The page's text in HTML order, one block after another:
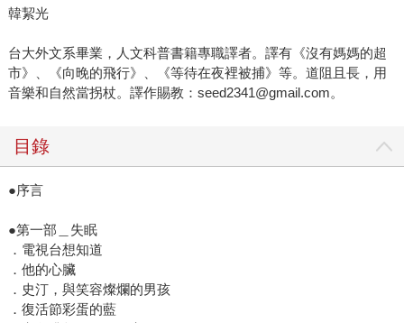
韓絜光
台大外文系畢業，人文科普書籍專職譯者。譯有《沒有媽媽的超
市》、《向晚的飛行》、《等待在夜裡被捕》等。道阻且長，用
音樂和自然當拐杖。譯作賜教：seed2341@gmail.com。
目錄
●序言
●第一部＿失眠
．電視台想知道
．他的心臟
．史汀，與笑容燦爛的男孩
．復活節彩蛋的藍